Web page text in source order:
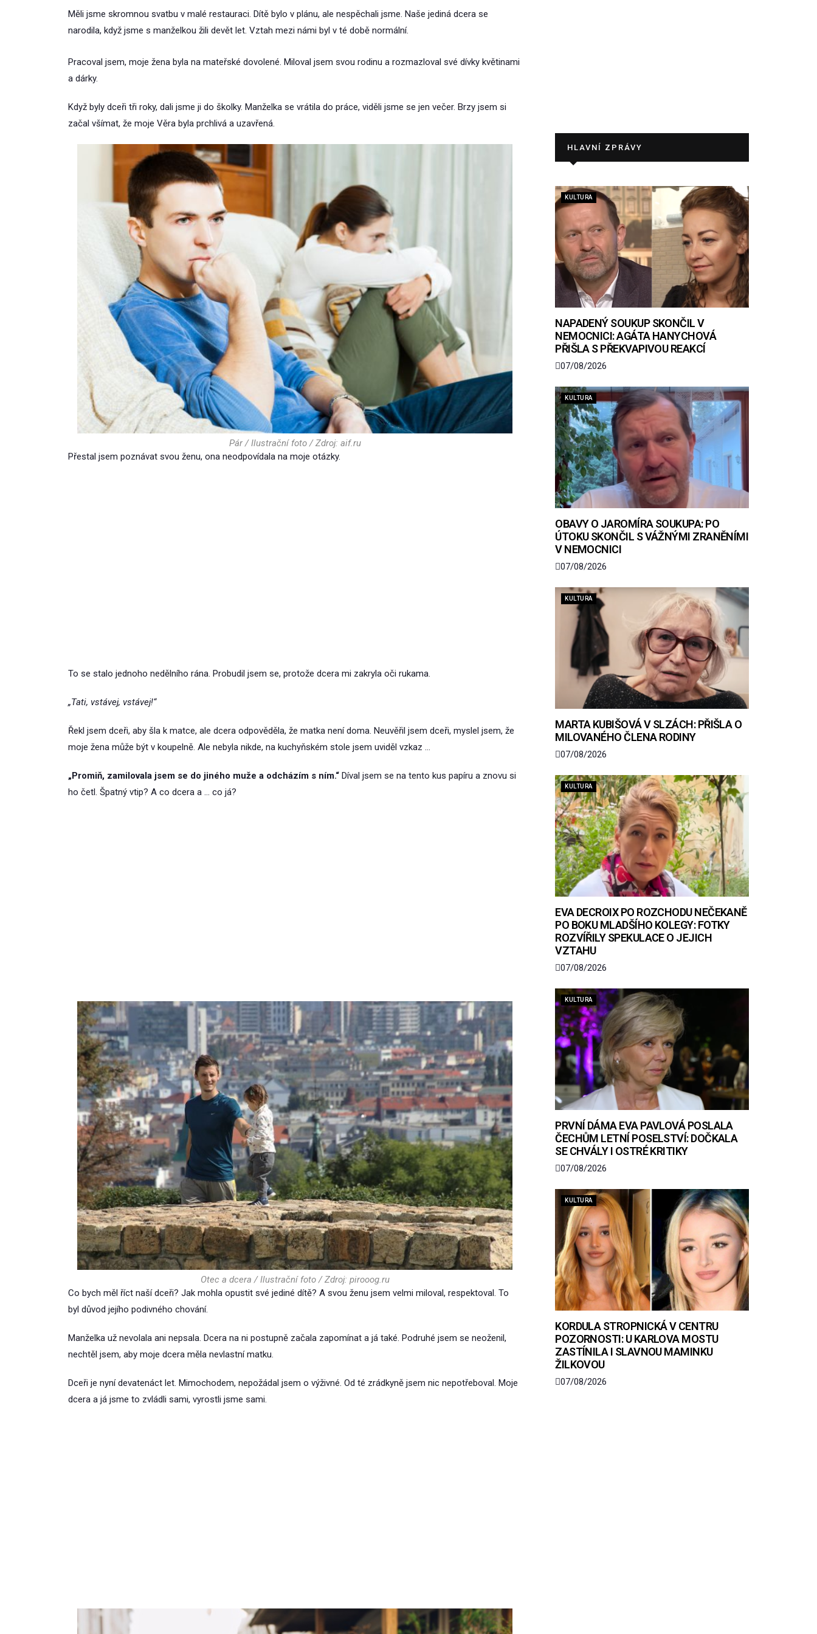
Měli jsme skromnou svatbu v malé restauraci. Dítě bylo v plánu, ale nespěchali jsme. Naše jediná dcera se
narodila, když jsme s manželkou žili devět let. Vztah mezi námi byl v té době normální.
Pracoval jsem, moje žena byla na mateřské dovolené. Miloval jsem svou rodinu a rozmazloval své dívky květinami
a dárky.
Když byly dceři tři roky, dali jsme ji do školky. Manželka se vrátila do práce, viděli jsme se jen večer. Brzy jsem si
začal všímat, že moje Věra byla prchlivá a uzavřená.
Pár / Ilustrační foto / Zdroj: aif.ru
Přestal jsem poznávat svou ženu, ona neodpovídala na moje otázky.
To se stalo jednoho nedělního rána. Probudil jsem se, protože dcera mi zakryla oči rukama.
„Tati, vstávej, vstávej!“
Řekl jsem dceři, aby šla k matce, ale dcera odpověděla, že matka není doma. Neuvěřil jsem dceři, myslel jsem, že
moje žena může být v koupelně. Ale nebyla nikde, na kuchyňském stole jsem uviděl vzkaz …
„Promiň, zamilovala jsem se do jiného muže a odcházím s ním.“ Díval jsem se na tento kus papíru a znovu si
ho četl. Špatný vtip? A co dcera a … co já?
Otec a dcera / Ilustrační foto / Zdroj: pirooog.ru
Co bych měl říct naší dceři? Jak mohla opustit své jediné dítě? A svou ženu jsem velmi miloval, respektoval. To
byl důvod jejího podivného chování.
Manželka už nevolala ani nepsala. Dcera na ni postupně začala zapomínat a já také. Podruhé jsem se neoženil,
nechtěl jsem, aby moje dcera měla nevlastní matku.
Dceři je nyní devatenáct let. Mimochodem, nepožádal jsem o výživné. Od té zrádkyně jsem nic nepotřeboval. Moje
dcera a já jsme to zvládli sami, vyrostli jsme sami.
HLAVNÍ ZPRÁVY
KULTURA
NAPADENÝ SOUKUP SKONČIL V
NEMOCNICI: AGÁTA HANYCHOVÁ
PŘIŠLA S PŘEKVAPIVOU REAKCÍ
07/08/2026
KULTURA
OBAVY O JAROMÍRA SOUKUPA: PO
ÚTOKU SKONČIL S VÁŽNÝMI ZRANĚNÍMI
V NEMOCNICI
07/08/2026
KULTURA
MARTA KUBIŠOVÁ V SLZÁCH: PŘIŠLA O
MILOVANÉHO ČLENA RODINY
07/08/2026
KULTURA
EVA DECROIX PO ROZCHODU NEČEKANĚ
PO BOKU MLADŠÍHO KOLEGY: FOTKY
ROZVÍŘILY SPEKULACE O JEJICH
VZTAHU
07/08/2026
KULTURA
PRVNÍ DÁMA EVA PAVLOVÁ POSLALA
ČECHŮM LETNÍ POSELSTVÍ: DOČKALA
SE CHVÁLY I OSTRÉ KRITIKY
07/08/2026
KULTURA
KORDULA STROPNICKÁ V CENTRU
POZORNOSTI: U KARLOVA MOSTU
ZASTÍNILA I SLAVNOU MAMINKU
ŽILKOVOU
07/08/2026